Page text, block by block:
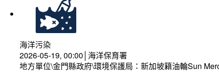
海洋污染
2026-05-19, 00:00│海洋保育署
地方單位\金門縣政府\環境保護局：新加坡籍油輪Sun